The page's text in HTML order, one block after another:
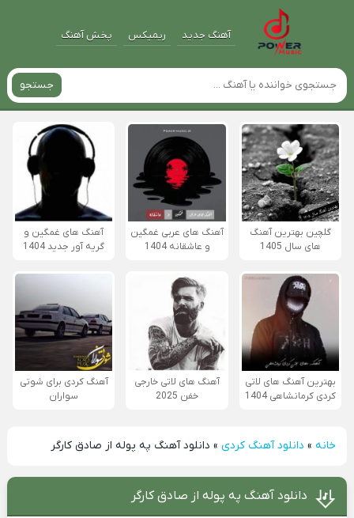
آهنگ جدید ریمیکس پخش آهنگ
جستجو
گلچین بهترین آهنگ
های سال 1405
آهنگ های عربی غمگین
و عاشقانه 1404
آهنگ های غمگین و
گریه آور جدید 1404
بهترین آهنگ های لاتی
کردی کرمانشاهی 1404
آهنگ های لاتی خارجی
خفن 2025
آهنگ کردی برای شوتی
سواران
خانه» دانلود آهنگ کردی » دانلود آهنگ په پوله از صادق کارگر
دانلود آهنگ په پوله از صادق کارگر